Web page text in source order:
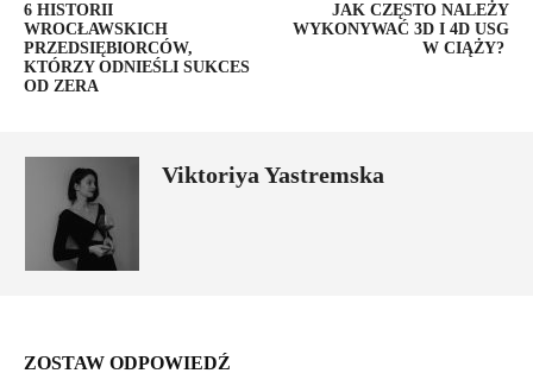
6 HISTORII
WROCŁAWSKICH
PRZEDSIĘBIORCÓW,
KTÓRZY ODNIEŚLI SUKCES
OD ZERA
JAK CZĘSTO NALEŻY
WYKONYWAĆ 3D I 4D USG
W CIĄŻY?
Viktoriya Yastremska
ZOSTAW ODPOWIEDŹ